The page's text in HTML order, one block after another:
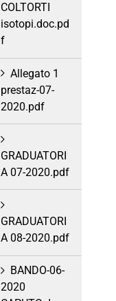
COLTORTI
isotopi.doc.pd
f
Allegato 1
prestaz-07-
2020.pdf
GRADUATORI
A 07-2020.pdf
GRADUATORI
A 08-2020.pdf
BANDO-06-
2020